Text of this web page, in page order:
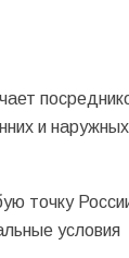
и наружных
точку
условия